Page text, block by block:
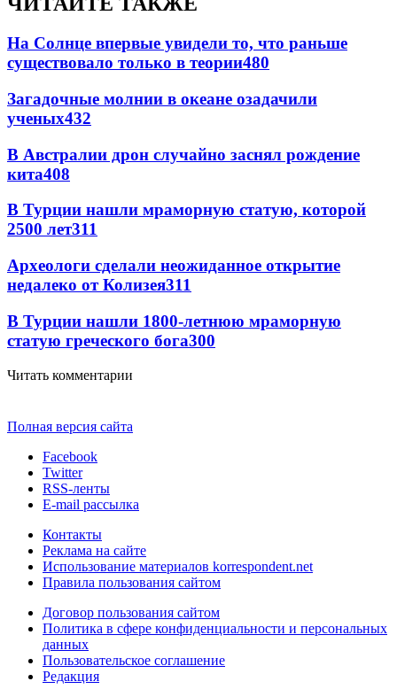
На Солнце впервые увидели то, что раньше
существовало только в теории480
Загадочные молнии в океане озадачили
ученых432
В Австралии дрон случайно заснял рождение
кита408
В Турции нашли мраморную статую, которой
2500 лет311
Археологи сделали неожиданное открытие
недалеко от Колизея311
В Турции нашли 1800-летнюю мраморную
статую греческого бога300
Читать комментарии
Полная версия сайта
Facebook
Twitter
RSS-ленты
E-mail рассылка
Контакты
Реклама на сайте
Использование материалов korrespondent.net
Правила пользования сайтом
Договор пользования сайтом
Политика в сфере конфиденциальности и персональных
данных
Пользовательское соглашение
Редакция